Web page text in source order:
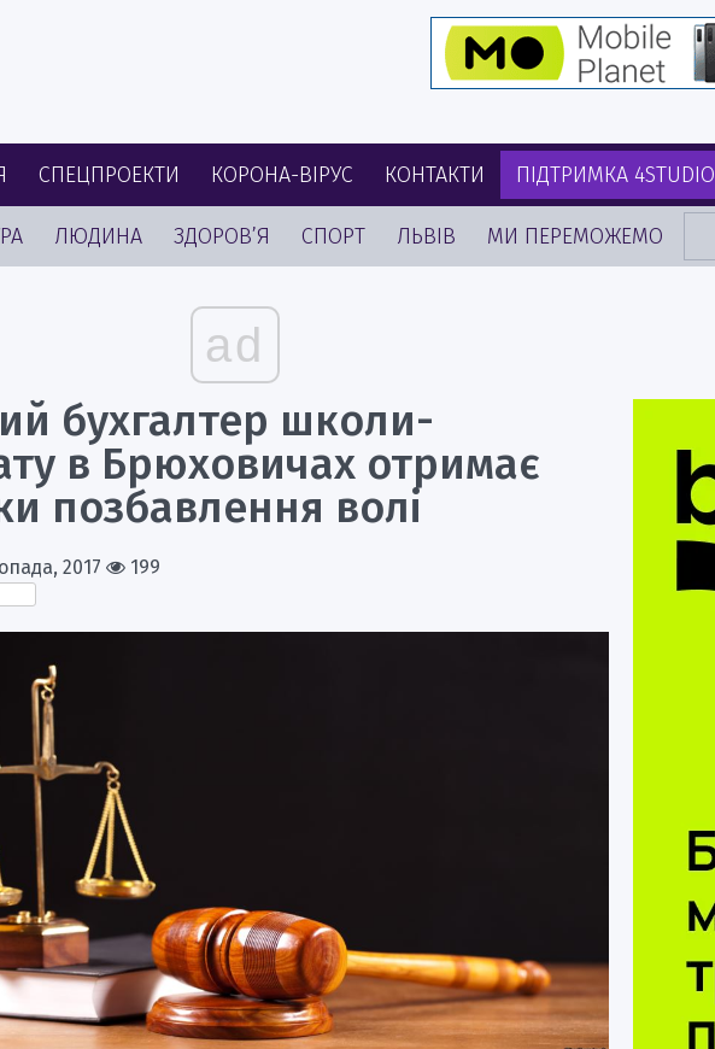
СПЕЦПРОЕКТИ КОРОНА-ВІРУС КОНТАКТИ ПІДТРИМКА 4STUDIO
ЛЮДИНА ЗДОРОВ’Я СПОРТ ЛЬВІВ МИ ПЕРЕМОЖЕМО
ad
бухгалтер школи-
в Брюховичах отримає
позбавлення волі
2017
199